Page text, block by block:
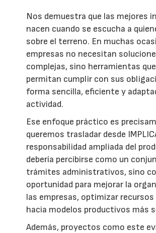
Nos demuestra que las mejores
nacen cuando se escucha a
sobre el terreno. En muchas
empresas no necesitan
complejas, sino herramientas
permitan cumplir con sus
forma sencilla, eficiente y
actividad.
Ese enfoque práctico es
queremos trasladar desde
responsabilidad ampliada del
debería percibirse como un
trámites administrativos, sino
oportunidad para mejorar la
las empresas, optimizar recursos
hacia modelos productivos más
Además, proyectos como este